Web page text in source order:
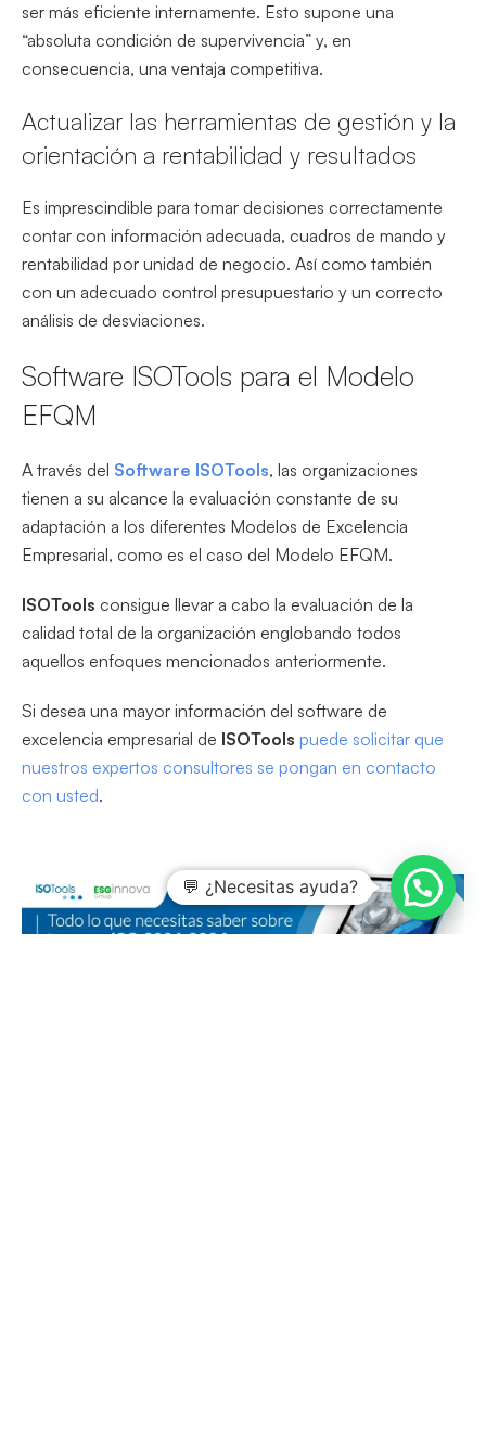
ser más eficiente internamente. Esto supone una
“absoluta condición de supervivencia” y, en
consecuencia, una ventaja competitiva.
Actualizar las herramientas de gestión y la
orientación a rentabilidad y resultados
Es imprescindible para tomar decisiones correctamente
contar con información adecuada, cuadros de mando y
rentabilidad por unidad de negocio. Así como también
con un adecuado control presupuestario y un correcto
análisis de desviaciones.
Software ISOTools para el Modelo
EFQM
A través del Software ISOTools, las organizaciones
tienen a su alcance la evaluación constante de su
adaptación a los diferentes Modelos de Excelencia
Empresarial, como es el caso del Modelo EFQM.
ISOTools consigue llevar a cabo la evaluación de la
calidad total de la organización englobando todos
aquellos enfoques mencionados anteriormente.
Si desea una mayor información del software de
excelencia empresarial de ISOTools puede solicitar que
nuestros expertos consultores se pongan en contacto
con usted.
💬 ¿Necesitas ayuda?